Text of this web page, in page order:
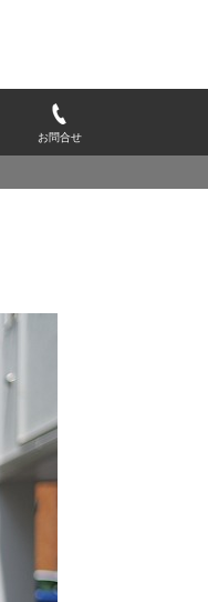
お問合せ